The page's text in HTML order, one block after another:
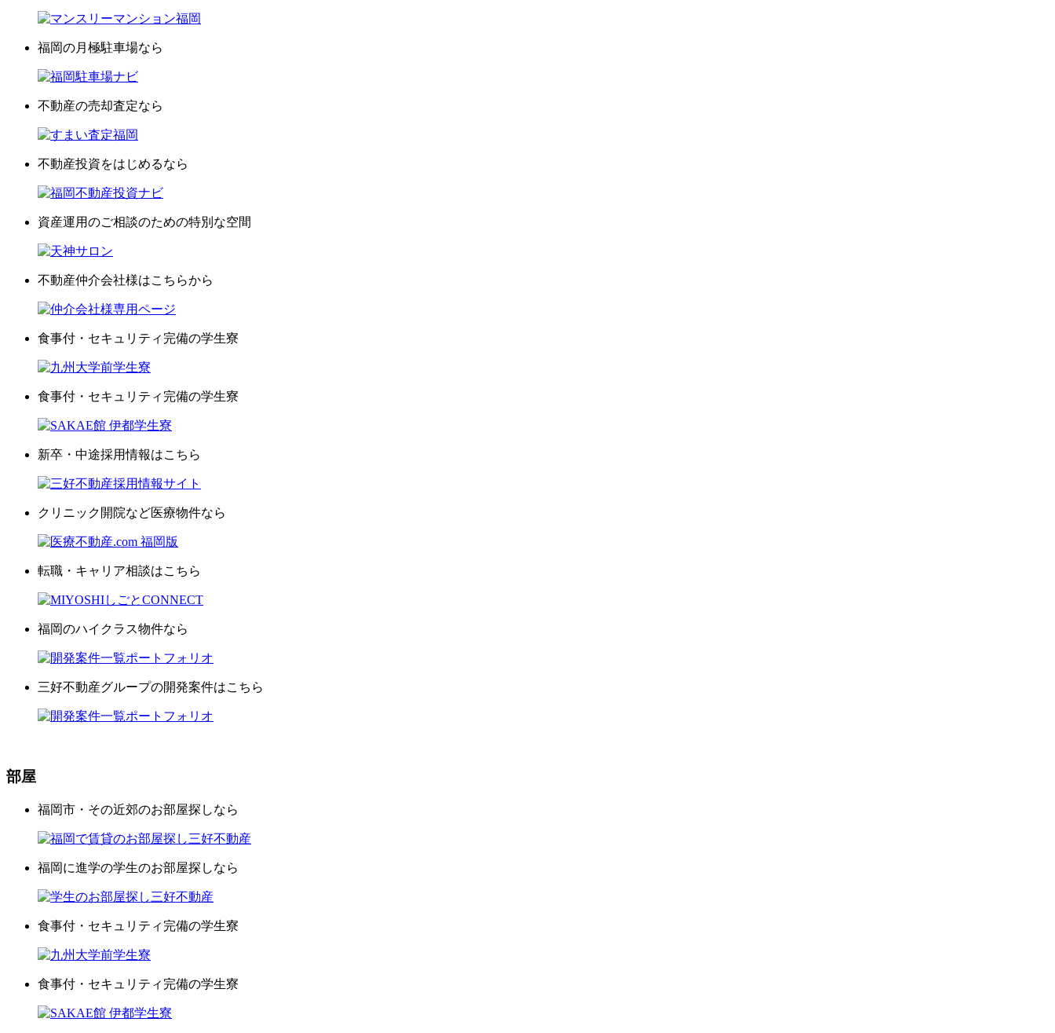
福岡の月極駐車場なら
不動産の売却査定なら
不動産投資をはじめるなら
資産運用のご相談のための特別な空間
不動産仲介会社様はこちらから
食事付・セキュリティ完備の学生寮
食事付・セキュリティ完備の学生寮
新卒・中途採用情報はこちら
クリニック開院など医療物件なら
転職・キャリア相談はこちら
福岡のハイクラス物件なら
三好不動産グループの開発案件はこちら
部屋
福岡市・その近郊のお部屋探しなら
福岡に進学の学生のお部屋探しなら
食事付・セキュリティ完備の学生寮
食事付・セキュリティ完備の学生寮